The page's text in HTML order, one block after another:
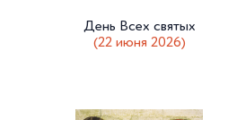
День Всех святых
(22 июня 2026)